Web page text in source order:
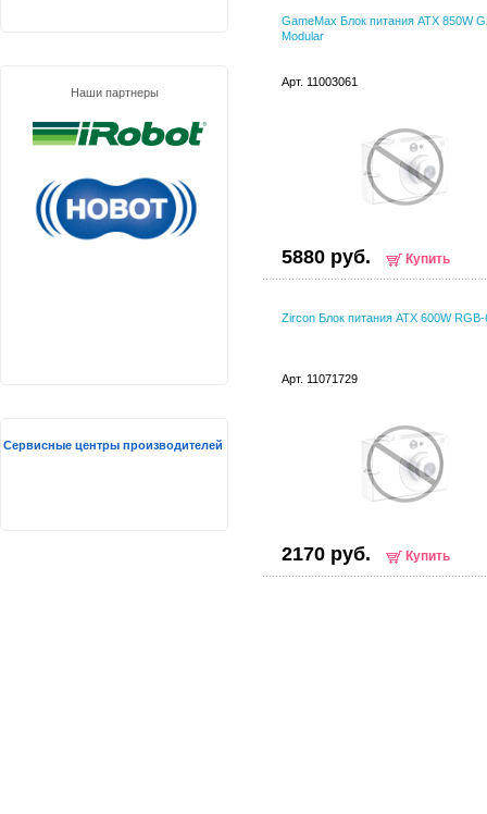
GameMax Блок питания ATX 850W
Modular
Арт. 11003061
5880 руб. Купить
Zircon Блок питания ATX 600W RGB-
Арт. 11071729
2170 руб. Купить
Наши партнеры
Сервисные центры производителей